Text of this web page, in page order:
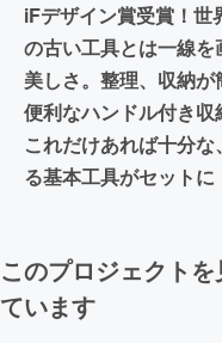
iFデザイン賞受賞！世
の古い工具とは一線
美しさ。整理、収納
便利なハンドル付き
これだけあれば十分
る基本工具がセットに
このプロジェクト
ています